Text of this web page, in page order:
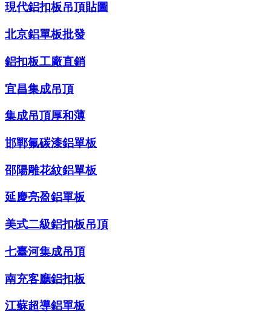
現代鋁扣板吊頂貼圖
北京鋁單板批發
鋁扣板工廠直銷
宜昌集成吊頂
集成吊頂厚和薄
邯鄲氟碳漆鋁單板
邵陽雕花紋鋁單板
延慶亮盈鋁單板
美式二級鋁扣板吊頂
七臺河集成吊頂
南充客廳鋁扣板
江蘇超導鋁單板